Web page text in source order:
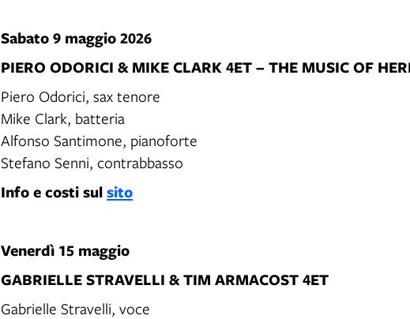
Sabato 9 maggio 2026
PIERO ODORICI & MIKE CLARK 4ET – THE MUSIC OF
Piero Odorici, sax tenore
Mike Clark, batteria
Alfonso Santimone, pianoforte
Stefano Senni, contrabbasso
Info e costi sulsito
Venerdì 15 maggio
GABRIELLE STRAVELLI & TIM ARMACOST 4ET
Gabrielle Stravelli, voce